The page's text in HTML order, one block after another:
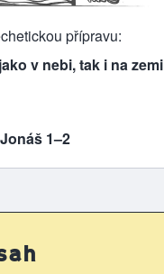
přípravu
v nebi, tak i na zemi
1–2